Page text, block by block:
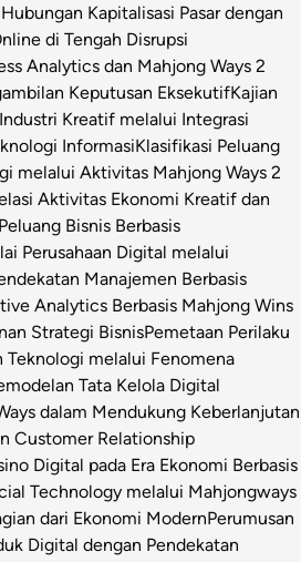
Hubungan Kapitalisasi Pasar dengan
di Tengah Disrupsi
Analytics dan Mahjong Ways 2
Keputusan EksekutifKajian
Kreatif melalui Integrasi
InformasiKlasifikasi Peluang
melalui Aktivitas Mahjong Ways 2
Aktivitas Ekonomi Kreatif dan
Bisnis Berbasis
Perusahaan Digital melalui
Manajemen Berbasis
Analytics Berbasis Mahjong Wins
Strategi BisnisPemetaan Perilaku
Teknologi melalui Fenomena
Tata Kelola Digital
dalam Mendukung Keberlanjutan
Customer Relationship
Digital pada Era Ekonomi Berbasis
Technology melalui Mahjongways
dari Ekonomi ModernPerumusan
Digital dengan Pendekatan